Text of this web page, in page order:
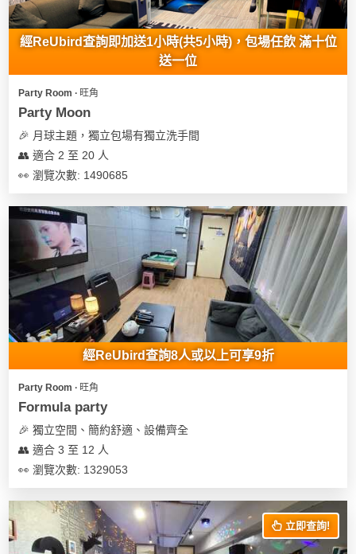
經ReUbird查詢即加送1小時(共5小時)，包場任飲 滿十位
送一位
Party Room ∙ 旺角
Party Moon
🎉 月球主題，獨立包場有獨立洗手間
👥 適合 2 至 20 人
👀 瀏覽次數: 1490685
經ReUbird查詢8人或以上可享9折
Party Room ∙ 旺角
Formula party
🎉 獨立空間、簡約舒適、設備齊全
👥 適合 3 至 12 人
👀 瀏覽次數: 1329053
立即查詢!